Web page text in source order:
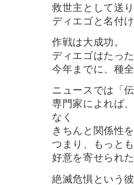
救世主として送
ディエゴと名付
作戦は大成功。
ディエゴはたっ
今年までに、種
ニュースでは「
専門家によれば
なく
きちんと関係性
つまり、もっと
好意を寄せられ
絶滅危惧という